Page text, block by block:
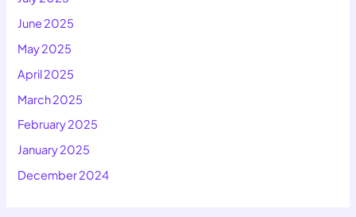
June 2025
May 2025
April 2025
March 2025
February 2025
January 2025
December 2024